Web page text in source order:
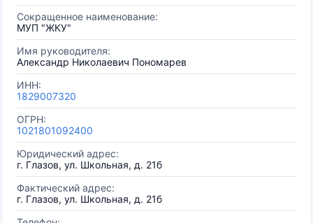
Сокращенное наименование:
МУП "ЖКУ"
Имя руководителя:
Александр Николаевич Пономарев
ИНН:
1829007320
ОГРН:
1021801092400
Юридический адрес:
г. Глазов, ул. Школьная, д. 21б
Фактический адрес:
г. Глазов, ул. Школьная, д. 21б